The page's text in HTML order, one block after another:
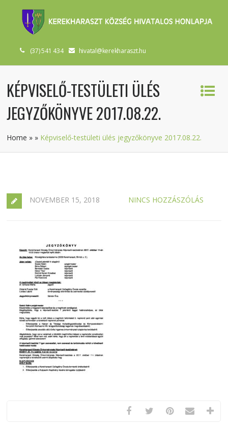
(37) 541 434 hivatal@kerekharaszt.hu
KÉPVISELŐ-TESTÜLETI ÜLÉS
JEGYZŐKÖNYVE 2017.08.22.
Home » » Képviselő-testületi ülés jegyzőkönyve 2017.08.22.
NOVEMBER 15, 2018 NINCS HOZZÁSZÓLÁS